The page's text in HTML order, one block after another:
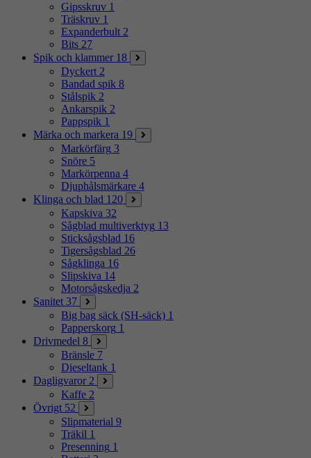
Gipsskruv 1
Träskruv 1
Expanderbult 2
Bits 27
Spik och klammer 18
Dyckert 2
Bandad spik 8
Stålspik 2
Ankarspik 2
Pappspik 1
Märka och markera 19
Markörfärg 3
Snöre 5
Markörpenna 4
Djuphålsmärkare 4
Klinga och blad 120
Kapskiva 32
Sågblad multiverktyg 13
Sticksågsblad 16
Tigersågsblad 26
Sågklinga 16
Slipskiva 14
Motorsågskedja 2
Sanitet 37
Big bag säck (SH-säck) 1
Papperskorg 1
Drivmedel 8
Bränsle 7
Dieseltank 1
Dagligvaror 2
Kaffe 2
Övrigt 52
Slipmaterial 9
Träkil 1
Presenning 1